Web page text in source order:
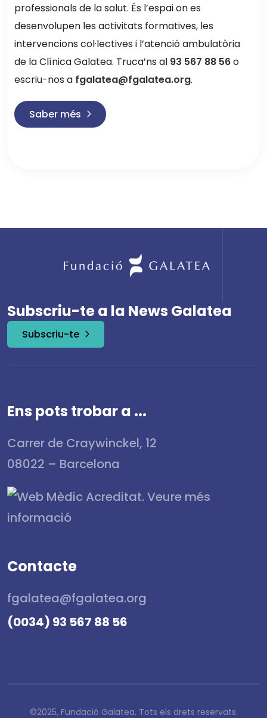
professionals de la salut. És l’espai on es
desenvolupen les activitats formatives, les
intervencions col·lectives i l’atenció ambulatòria
de la Clínica Galatea. Truca’ns al 93 567 88 56o
escriu-nos a fgalatea@fgalatea.org.
Saber més
Subscriu-te a la News Galatea
Subscriu-te
Ens pots trobar a ...
Carrer de Craywinckel, 12
08022 – Barcelona
Contacte
fgalatea@fgalatea.org
(0034) 93 567 88 56
©2025, Fundació Galatea. Tots els drets reservats.